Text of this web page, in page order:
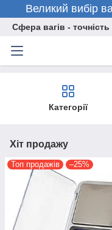
Великий вибір
Сфера вагів -
Категорії
Хіт продажу
Топ продажів –25%